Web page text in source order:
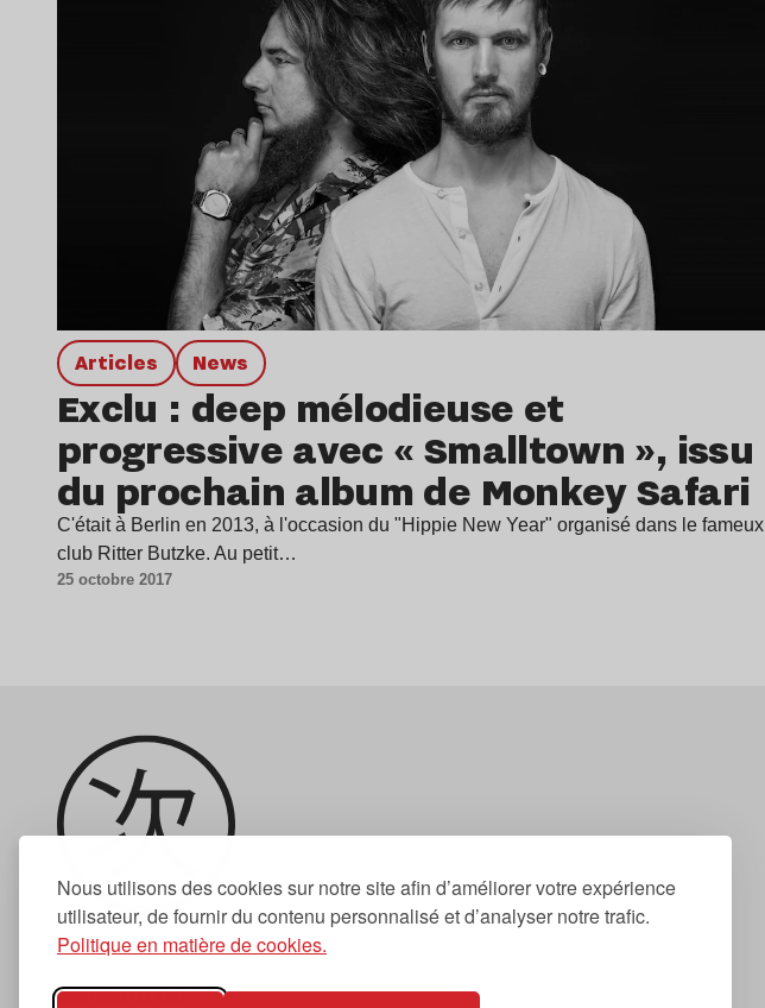
Nous utilisons des cookies sur notre site afin d’améliorer votre expérience
utilisateur, de fournir du contenu personnalisé et d’analyser notre trafic.
Politique en matière de cookies.
Articles news
Exclu : deep mélodieuse et
progressive avec « Smalltown », issu
du prochain album de Monkey Safari
C'était à Berlin en 2013, à l'occasion du "Hippie New Year" organisé dans le fameux
club Ritter Butzke. Au petit…
25 octobre 2017
Newsletter